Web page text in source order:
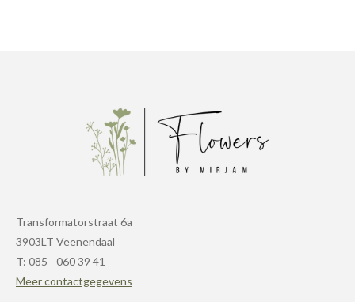
Transformatorstraat 6a
3903LT Veenendaal
T: 085 - 060 39 41
Meer contactgegevens